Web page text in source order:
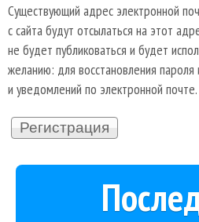
Существующий адрес электронной
с сайта будут отсылаться на этот
не будет публиковаться и будет
желанию: для восстановления пароля
и уведомлений по электронной почте.